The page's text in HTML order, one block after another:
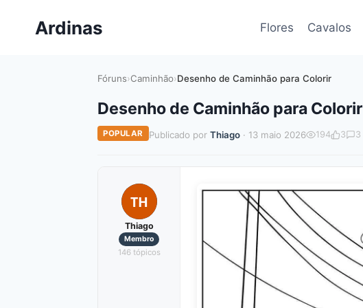
Ardinas Flores Cavalos
Fóruns›Caminhão›Desenho de Caminhão para Colorir
Desenho de Caminhão para Colorir
POPULAR Publicado por Thiago· 13 maio 2026 194 3 3
TH
Thiago
Membro
146 tópicos